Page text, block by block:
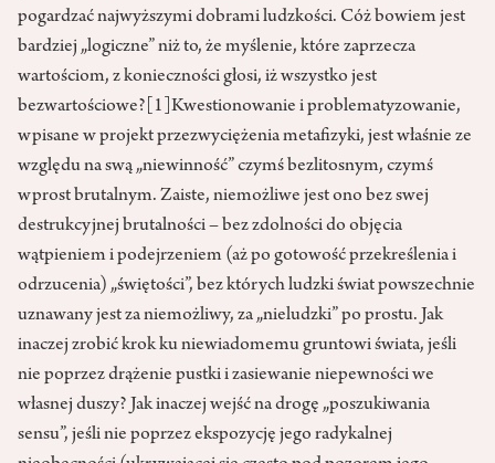
pogardzać najwyższymi dobrami ludzkości. Cóż bowiem jest
bardziej „logiczne” niż to, że myślenie, które zaprzecza
wartościom, z konieczności głosi, iż wszystko jest
bezwartościowe? [1] Kwestionowanie i problematyzowanie,
wpisane w projekt przezwyciężenia metafizyki, jest właśnie ze
względu na swą „niewinność” czymś bezlitosnym, czymś
wprost brutalnym. Zaiste, niemożliwe jest ono bez swej
destrukcyjnej brutalności – bez zdolności do objęcia
wątpieniem i podejrzeniem (aż po gotowość przekreślenia i
odrzucenia) „świętości”, bez których ludzki świat powszechnie
uznawany jest za niemożliwy, za „nieludzki” po prostu. Jak
inaczej zrobić krok ku niewiadomemu gruntowi świata, jeśli
nie poprzez drążenie pustki i zasiewanie niepewności we
własnej duszy? Jak inaczej wejść na drogę „poszukiwania
sensu”, jeśli nie poprzez ekspozycję jego radykalnej